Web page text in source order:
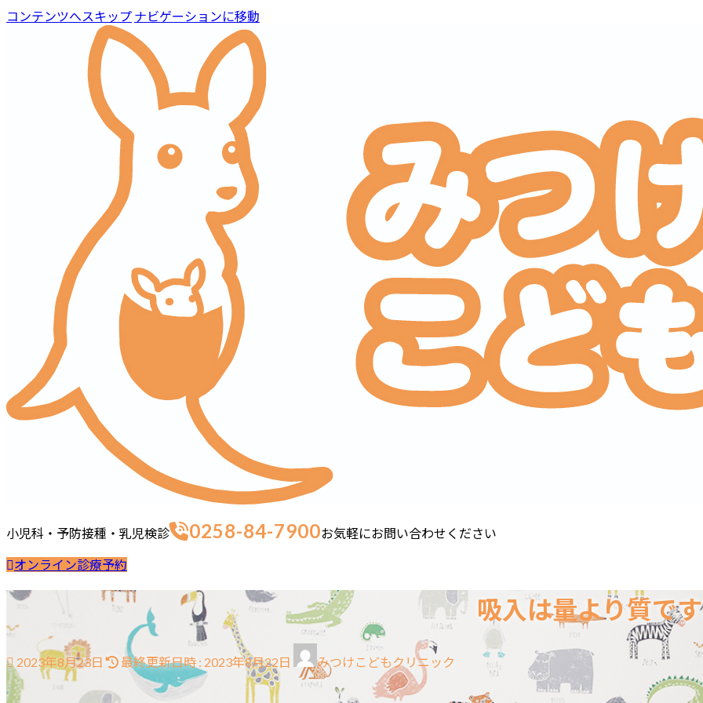
コンテンツへスキップ ナビゲーションに移動
小児科・予防接種・乳児検診 0258-84-7900お気軽にお問い合わせください
オンライン診療予約
最新情報ご挨拶 診療案内 当院の取り組み
院長・スタッフブログ
院長ブログ
スタッフブログ
お問合せ 吸入は量より質で
2023年8月23日 最終更新日時 : 2023年8月22日 みつけこどもクリニック